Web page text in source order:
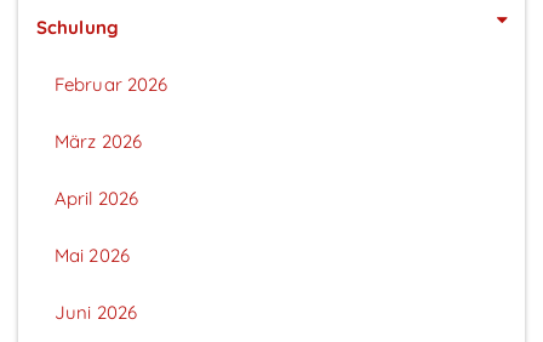
Schulung
Februar 2026
März 2026
April 2026
Mai 2026
Juni 2026